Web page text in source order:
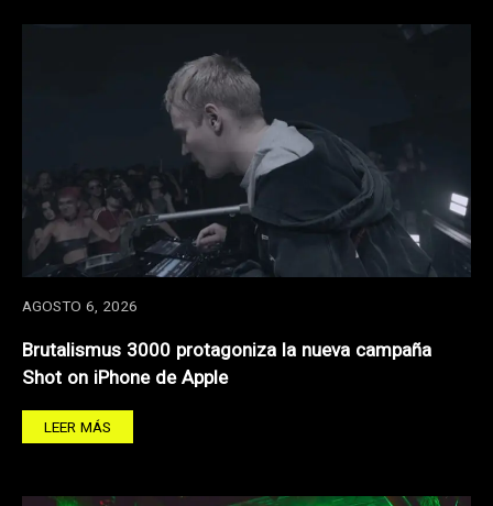
AGOSTO 6, 2026
Brutalismus 3000 protagoniza la nueva campaña
Shot on iPhone de Apple
LEER MÁS